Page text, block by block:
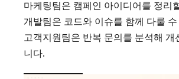
마케팅팀은 캠페인 아이디어를 정리
개발팀은 코드와 이슈를 함께 다룰
고객지원팀은 반복 문의를 분석해 개
니다.